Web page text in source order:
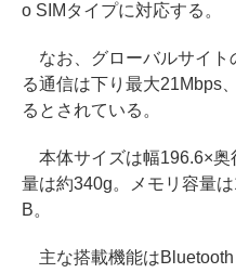
o SIMタイプに対応する。
なお、グローバルサイト
る通信は下り最大21Mbps
るとされている。
本体サイズは幅196.6×奥
量は約340g。メモリ容量
B。
主な搭載機能は